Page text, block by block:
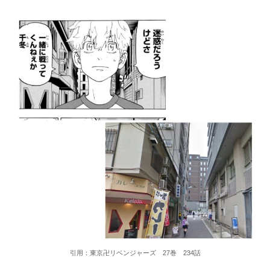
引用：東京卍リベンジャーズ 27巻 234話